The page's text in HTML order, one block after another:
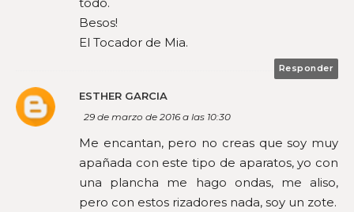
Besos!
El Tocador de Mia.
Responder
ESTHER GARCIA
29 de marzo de 2016 a las 10:30
Me encantan, pero no creas que soy muy
apañada con este tipo de aparatos, yo con
una plancha me hago ondas, me aliso,
pero con estos rizadores nada, soy un zote.